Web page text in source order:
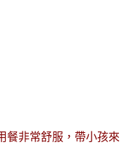
餐非常舒服，帶小孩來